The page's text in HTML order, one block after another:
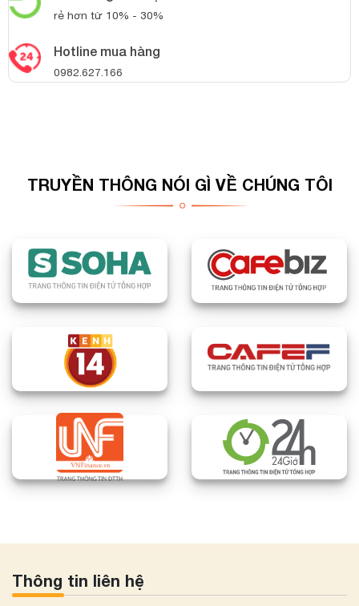
rẻ hơn từ 10% - 30%
Hotline mua hàng
0982.627.166
TRUYỀN THÔNG NÓI GÌ VỀ CHÚNG TÔI
Thông tin liên hệ